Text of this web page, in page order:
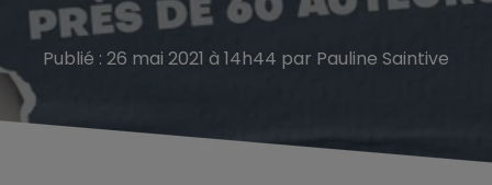
Publié : 26 mai 2021 à 14h44 par Pauline Saintive